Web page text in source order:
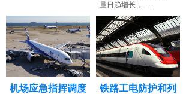
量日趋增长，......
机场应急指挥调度
铁路工电防护和列